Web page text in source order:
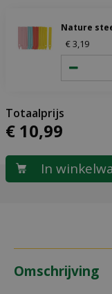
Nature
€3 19
€ 10,99
Omschrijving